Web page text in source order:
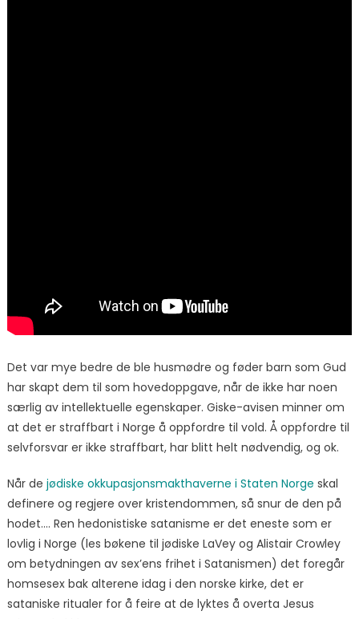
Det var mye bedre de ble husmødre og føder barn som Gud
har skapt dem til som hovedoppgave, når de ikke har noen
særlig av intellektuelle egenskaper. Giske-avisen minner om
at det er straffbart i Norge å oppfordre til vold. Å oppfordre til
selvforsvar er ikke straffbart, har blitt helt nødvendig, og ok.
Når de jødiske okkupasjonsmakthaverne i Staten Norge skal
definere og regjere over kristendommen, så snur de den på
hodet…. Ren hedonistiske satanisme er det eneste som er
lovlig i Norge (les bøkene til jødiske LaVey og Alistair Crowley
om betydningen av sex’ens frihet i Satanismen) det foregår
homsesex bak alterene idag i den norske kirke, det er
sataniske ritualer for å feire at de lyktes å overta Jesus